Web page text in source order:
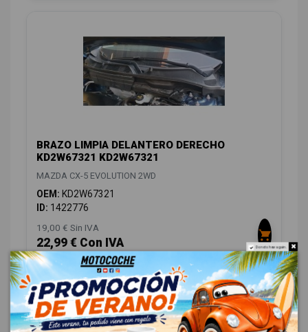
BRAZO LIMPIA DELANTERO DERECHO
KD2W67321 KD2W67321
MAZDA CX-5 EVOLUTION 2WD
OEM: KD2W67321
ID: 1422776
19,00 € Sin IVA
22,99 € Con IVA Do not show again.